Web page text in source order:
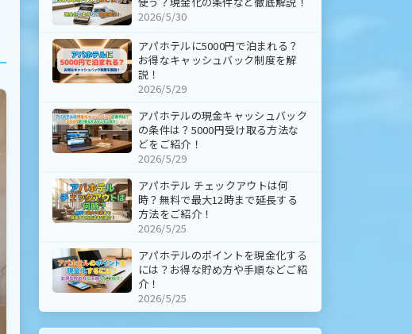
2026/5/30
アパホテルに5000円で泊まれる？
お得なキャッシュバック制度を解
説！
2026/5/29
アパホテルの現金キャッシュバック
の条件は？5000円受け取る方法な
どをご紹介！
2026/5/29
アパホテル チェックアウトは何
時？無料で最大12時まで延長する
方法をご紹介！
2026/5/25
アパホテルのポイントを現金化する
には？お得な貯め方や手順などご紹
介！
2026/5/25